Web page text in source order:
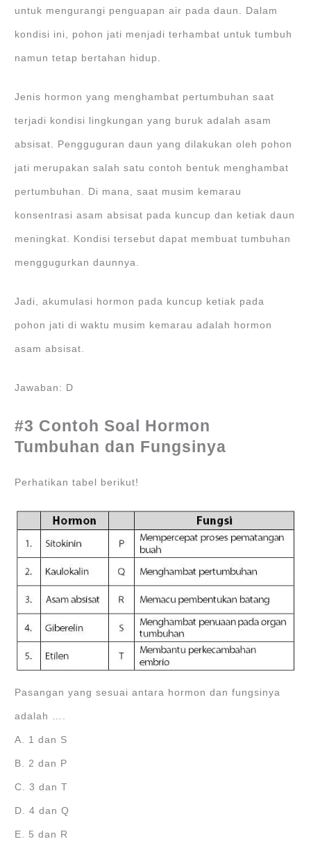
untuk mengurangi penguapan air pada daun. Dalam
kondisi ini, pohon jati menjadi terhambat untuk tumbuh
namun tetap bertahan hidup.
Jenis hormon yang menghambat pertumbuhan saat
terjadi kondisi lingkungan yang buruk adalah asam
absisat. Pengguguran daun yang dilakukan oleh pohon
jati merupakan salah satu contoh bentuk menghambat
pertumbuhan. Di mana, saat musim kemarau
konsentrasi asam absisat pada kuncup dan ketiak daun
meningkat. Kondisi tersebut dapat membuat tumbuhan
menggugurkan daunnya.
Jadi, akumulasi hormon pada kuncup ketiak pada
pohon jati di waktu musim kemarau adalah hormon
asam absisat.
Jawaban: D
#3 Contoh Soal Hormon
Tumbuhan dan Fungsinya
Perhatikan tabel berikut!
Pasangan yang sesuai antara hormon dan fungsinya
adalah ….
A. 1 dan S
B. 2 dan P
C. 3 dan T
D. 4 dan Q
E. 5 dan R